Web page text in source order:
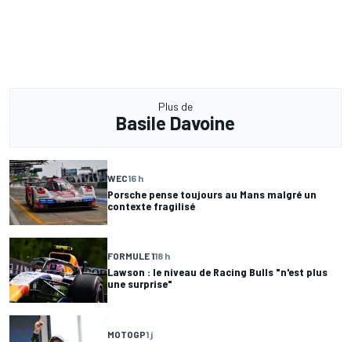
Plus de
Basile Davoine
WEC16 h
Porsche pense toujours au Mans malgré un
contexte fragilisé
FORMULE 118 h
Lawson : le niveau de Racing Bulls "n'est plus
une surprise"
MOTOGP1 j